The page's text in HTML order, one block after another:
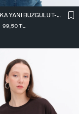
KAYIK YAKA YANI BÜZGÜLÜ T-SHIRT P0653
99,50TL